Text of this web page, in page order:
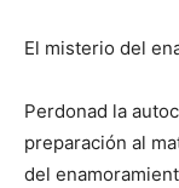
El misterio del
Perdonad la
preparación al
del